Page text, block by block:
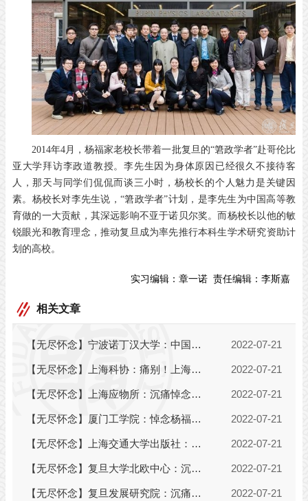
2014年4月，杨福家老校长带着一批复旦的“䇹政学者”赴哥伦比
亚大学拜访李政道教授。李先生因为身体原因已经很久不接待客
人，那天与同学们侃侃而谈三小时，杨校长的个人魅力是关键因
素。杨校长对李先生说，“䇹政学者”计划，是李先生为中国高等教
育做的一大贡献，其深远影响不亚于诺贝尔奖。而杨校长以他的敏
锐眼光和教育理念，推动复旦成为率先推行本科生学术研究资助计
划的高校。
实习编辑： 章一诺 责任编辑： 李斯嘉
相关文章